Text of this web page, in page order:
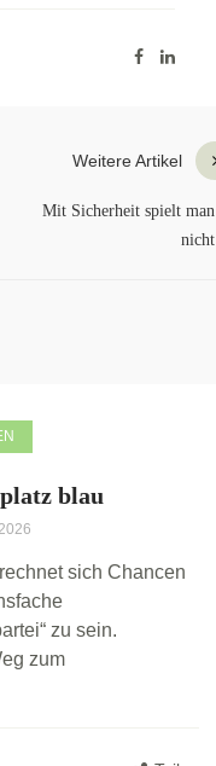
Weitere Artikel
Mit Sicherheit spielt man
nicht
blau
sich Chancen
zu sein.
zum